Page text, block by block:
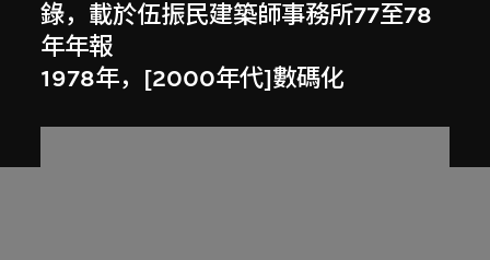
錄，載於伍振民建築師事務所77至78
年年報
1978年，[2000年代]數碼化